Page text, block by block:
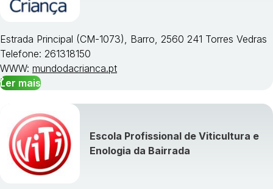
Estrada Principal (CM-1073), Barro, 2560 241 Torres Vedras
Telefone: 261318150
WWW: mundodacrianca.pt
Ler mais
Escola Profissional de Viticultura e
Enologia da Bairrada